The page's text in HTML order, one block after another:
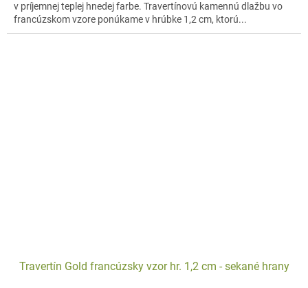
v príjemnej teplej hnedej farbe. Travertínovú kamennú dlažbu vo
francúzskom vzore ponúkame v hrúbke 1,2 cm, ktorú...
Travertín Gold francúzsky vzor hr. 1,2 cm - sekané hrany